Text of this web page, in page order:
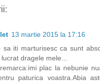
13 martie 2015 la 17:16
sa iti marturisesc ca sunt
dragele mele...
plac la nebunie
paturica voastra.Abia